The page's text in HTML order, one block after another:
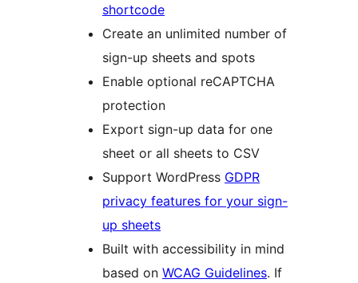
shortcode
Create an unlimited number of
sign-up sheets and spots
Enable optional reCAPTCHA
protection
Export sign-up data for one
sheet or all sheets to CSV
Support WordPress GDPR
privacy features for your sign-
up sheets
Built with accessibility in mind
based on WCAG Guidelines. If